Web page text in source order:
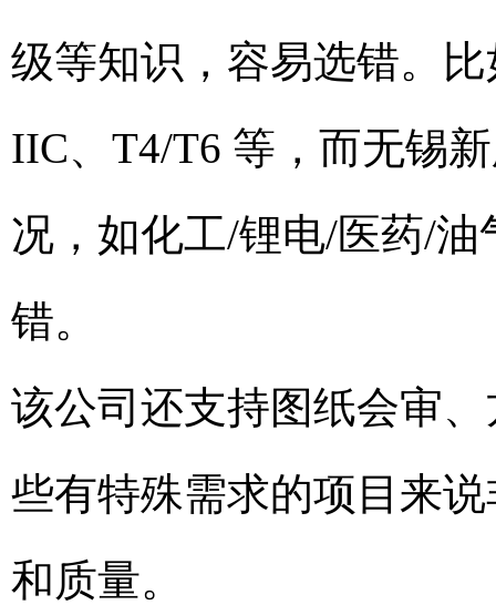
级等知识，容易选错。
IIC、T4/T6 等，而无锡
况，如化工/锂电/医药/
错。
该公司还支持图纸会审
些有特殊需求的项目来
和质量。